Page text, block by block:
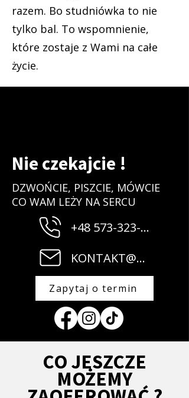
razem. Bo studniówka to nie
tylko bal. To wspomnienie,
które zostaje z Wami na całe
życie.
Nie czekajcie !
DZWOŃCIE, PISZCIE, MÓWCIE
CO WAM LEŻY NA SERCU
+48 573-323-182
KONTAKT@MUZYCZNI.EU
Zapytaj o termin
CO JESZCZE
MOŻEMY